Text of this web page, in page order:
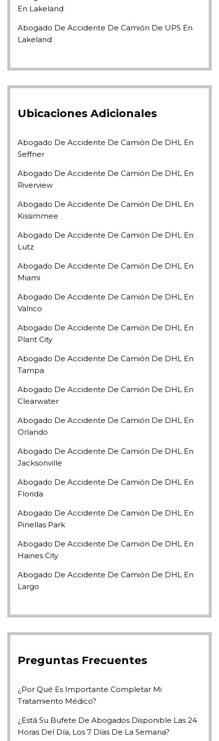
En Lakeland
Abogado De Accidente De Camión De UPS En
Lakeland
Ubicaciones Adicionales
Abogado De Accidente De Camión De DHL En
Seffner
Abogado De Accidente De Camión De DHL En
Riverview
Abogado De Accidente De Camión De DHL En
Kissimmee
Abogado De Accidente De Camión De DHL En
Lutz
Abogado De Accidente De Camión De DHL En
Miami
Abogado De Accidente De Camión De DHL En
Valrico
Abogado De Accidente De Camión De DHL En
Plant City
Abogado De Accidente De Camión De DHL En
Tampa
Abogado De Accidente De Camión De DHL En
Clearwater
Abogado De Accidente De Camión De DHL En
Orlando
Abogado De Accidente De Camión De DHL En
Jacksonville
Abogado De Accidente De Camión De DHL En
Florida
Abogado De Accidente De Camión De DHL En
Pinellas Park
Abogado De Accidente De Camión De DHL En
Haines City
Abogado De Accidente De Camión De DHL En
Largo
Preguntas Frecuentes
¿Por Qué Es Importante Completar Mi
Tratamiento Médico?
¿Está Su Bufete De Abogados Disponible Las 24
Horas Del Día, Los 7 Días De La Semana?